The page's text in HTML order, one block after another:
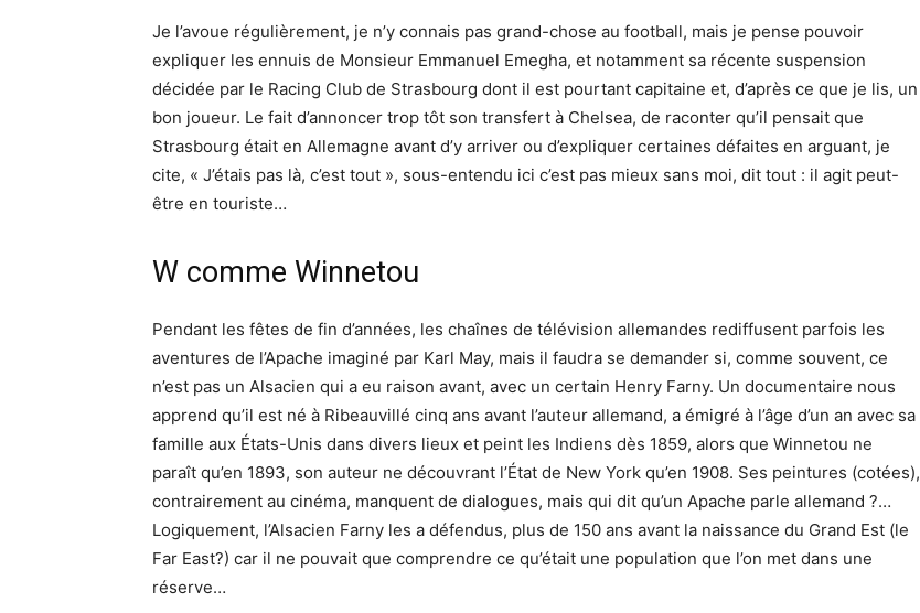
Je l’avoue régulièrement, je n’y connais pas grand-chose au football, mais je pense pouvoir
expliquer les ennuis de Monsieur Emmanuel Emegha, et notamment sa récente suspension
décidée par le Racing Club de Strasbourg dont il est pourtant capitaine et, d’après ce que je lis, un
bon joueur. Le fait d’annoncer trop tôt son transfert à Chelsea, de raconter qu’il pensait que
Strasbourg était en Allemagne avant d’y arriver ou d’expliquer certaines défaites en arguant, je
cite, « J’étais pas là, c’est tout », sous-entendu ici c’est pas mieux sans moi, dit tout : il agit peut-
être en touriste…
W comme Winnetou
Pendant les fêtes de fin d’années, les chaînes de télévision allemandes rediffusent parfois les
aventures de l’Apache imaginé par Karl May, mais il faudra se demander si, comme souvent, ce
n’est pas un Alsacien qui a eu raison avant, avec un certain Henry Farny. Un documentaire nous
apprend qu’il est né à Ribeauvillé cinq ans avant l’auteur allemand, a émigré à l’âge d’un an avec sa
famille aux États-Unis dans divers lieux et peint les Indiens dès 1859, alors que Winnetou ne
paraît qu’en 1893, son auteur ne découvrant l’État de New York qu’en 1908. Ses peintures (cotées),
contrairement au cinéma, manquent de dialogues, mais qui dit qu’un Apache parle allemand ?…
Logiquement, l’Alsacien Farny les a défendus, plus de 150 ans avant la naissance du Grand Est (le
Far East?) car il ne pouvait que comprendre ce qu’était une population que l’on met dans une
réserve…